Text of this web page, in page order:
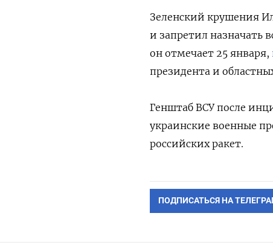
Зеленский крушения
и запретил назначать
он отмечает 25 января,
президента и
Генштаб ВСУ после
украинские военные
российских ракет.
ПОДПИСАТЬСЯ НА